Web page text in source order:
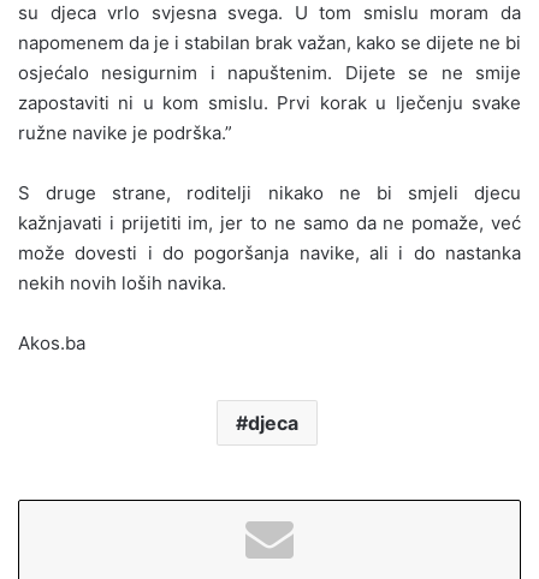
su djeca vrlo svjesna svega. U tom smislu moram da
napomenem da je i stabilan brak važan, kako se dijete ne bi
osjećalo nesigurnim i napuštenim. Dijete se ne smije
zapostaviti ni u kom smislu. Prvi korak u lječenju svake
ružne navike je podrška.”
S druge strane, roditelji nikako ne bi smjeli djecu
kažnjavati i prijetiti im, jer to ne samo da ne pomaže, već
može dovesti i do pogoršanja navike, ali i do nastanka
nekih novih loših navika.
Akos.ba
djeca